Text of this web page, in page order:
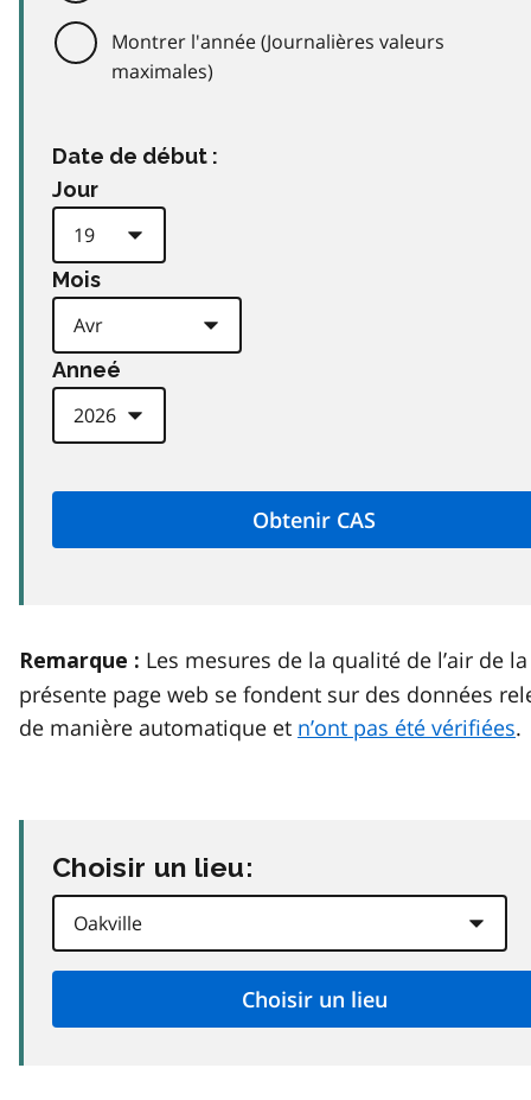
Montrer l'année (Journalières valeurs
maximales)
Date de début :
Jour
Mois
Anneé
Remarque : Les mesures de la qualité de l’air de la
présente page web se fondent sur des données
de manière automatique et n’ont pas été vérifiées.
Choisir un lieu: